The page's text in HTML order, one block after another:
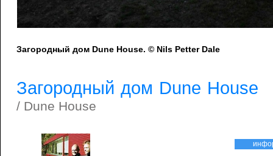
Загородный дом Dune House. © Nils Petter Dale
Загородный дом Dune House
/ Dune House